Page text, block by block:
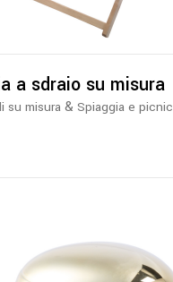
a sdraio su misura
su misura & Spiaggia e picnic